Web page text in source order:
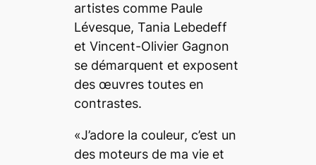
artistes comme Paule
Lévesque, Tania Lebedeff
et Vincent-Olivier Gagnon
se démarquent et exposent
des œuvres toutes en
contrastes.
«J’adore la couleur, c’est un
des moteurs de ma vie et